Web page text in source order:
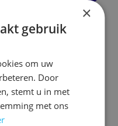
heeft
meerdere
variaties.
Deze
×
gebruik
om uw
Door
stemt u in met
met ons